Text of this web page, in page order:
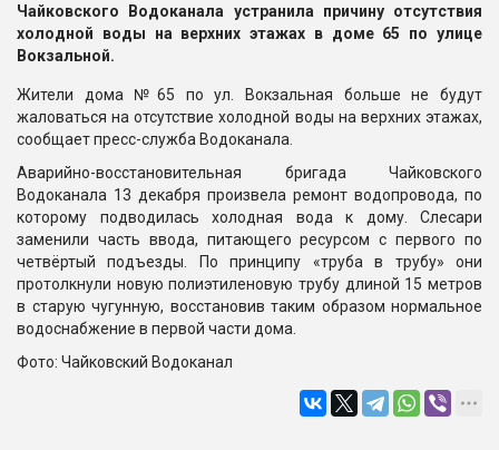
Чайковского Водоканала устранила причину отсутствия
холодной воды на верхних этажах в доме 65 по улице
Вокзальной.
Жители дома №65 по ул. Вокзальная больше не будут
жаловаться на отсутствие холодной воды на верхних этажах,
сообщает пресс-служба Водоканала.
Аварийно-восстановительная бригада Чайковского
Водоканала 13 декабря произвела ремонт водопровода, по
которому подводилась холодная вода к дому. Слесари
заменили часть ввода, питающего ресурсом с первого по
четвёртый подъезды. По принципу «труба в трубу» они
протолкнули новую полиэтиленовую трубу длиной 15 метров
в старую чугунную, восстановив таким образом нормальное
водоснабжение в первой части дома.
Фото: Чайковский Водоканал